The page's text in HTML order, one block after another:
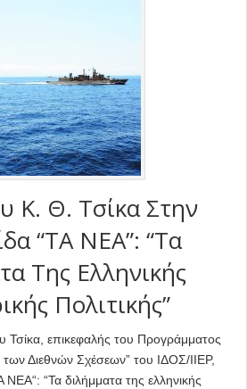
Κ. Θ. Τσίκα Στην
“ΤΑ ΝΕΑ”: “Τα
Της Ελληνικής
Πολιτικής”
επικεφαλής του Προγράμματος
των Διεθνών Σχέσεων” του ΙΔΟΣ/ΙΙΕΡ,
ΝΕΑ“: “Τα διλήμματα της ελληνικής